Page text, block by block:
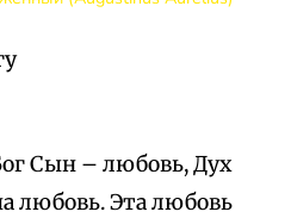
Сын – любовь, Дух
любовь. Эта любовь